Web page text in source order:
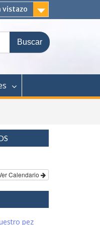
vistazo
Calendario
pez